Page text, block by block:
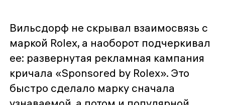
Вильсдорф не скрывал взаимосвязь с
маркой Rolex, а наоборот подчеркивал
ее: развернутая рекламная кампания
кричала «Sponsored by Rolex». Это
быстро сделало марку сначала